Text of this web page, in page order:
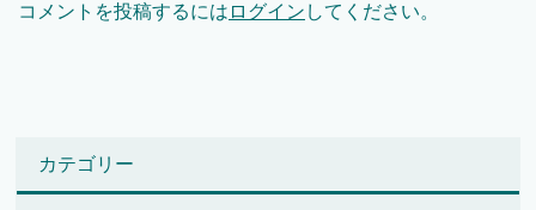
コメントを投稿するには ログイン してください。
カテゴリー